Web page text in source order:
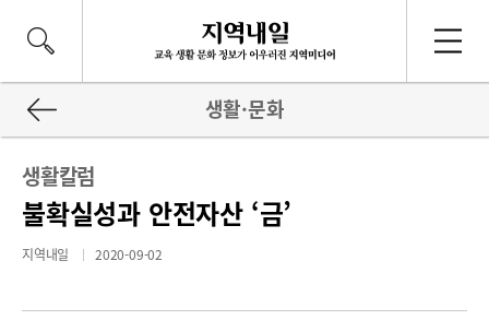
생활·문화
생활칼럼
불확실성과 안전자산 ‘금’
지역내일 2020-09-02